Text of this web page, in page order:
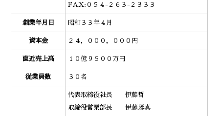
FAX:０５４-２６３-２３３３
創業年月日 昭和３３年４月
資本金 ２４，０００，０００円
直近売上高 １０億９５００万円
従業員数 ３０名
代表取締役社長 伊藤哲
取締役営業部長 伊藤琢真